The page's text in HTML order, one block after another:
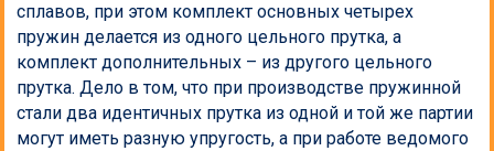
сплавов, при этом комплект основных четырех
пружин делается из одного цельного прутка, а
комплект дополнительных – из другого цельного
прутка. Дело в том, что при производстве пружинной
стали два идентичных прутка из одной и той же партии
могут иметь разную упругость, а при работе ведомого